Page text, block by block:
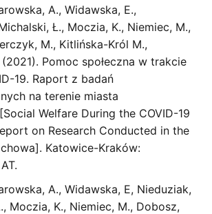
A., Widawska, E.,
Ł., Moczia, K., Niemiec, M.,
M., Kitlińska-Król M.,
Pomoc społeczna w trakcie
19. Raport z badań
na terenie miasta
Welfare During the COVID-19
on Research Conducted in the
Katowice-Kraków:
A., Widawska, E, Nieduziak,
Moczia, K., Niemiec, M., Dobosz,